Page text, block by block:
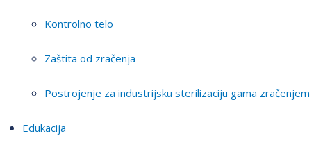
Kontrolno telo
Zaštita od zračenja
Postrojenje za industrijsku sterilizaciju gama zračenjem
Edukacija